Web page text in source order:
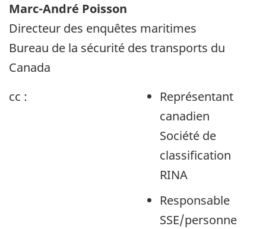
Marc-André Poisson
Directeur des enquêtes maritimes
Bureau de la sécurité des transports du
Canada
cc :
Représentant
canadien
Société de
classification
RINA
Responsable
SSE/personne